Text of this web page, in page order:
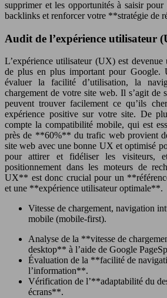
supprimer et les opportunités à saisir
backlinks et renforcer votre **stratégie de
Audit de l’expérience utilisateur
L’expérience utilisateur (UX) est devenue
de plus en plus important pour Google.
évaluer la facilité d’utilisation, la
chargement de votre site web. Il s’agit de
peuvent trouver facilement ce qu’ils
expérience positive sur votre site. De
compte la compatibilité mobile, qui est
près de **60%** du trafic web provient
site web avec une bonne UX et optimisé
pour attirer et fidéliser les visiteurs,
positionnement dans les moteurs de
UX** est donc crucial pour un
et une **expérience utilisateur optimale**.
Vitesse de chargement, navigation
mobile (mobile-first).
Analyse de la **vitesse de
desktop** à l’aide de Google
Évaluation de la **facilité de
l’information**.
Vérification de l’**adaptabilité du
écrans**.